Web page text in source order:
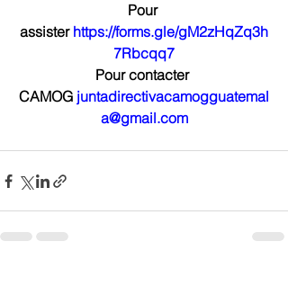
Pour
assister https://forms.gle/gM2zHqZq3h
7Rbcqq7
Pour contacter
CAMOG juntadirectivacamogguatemal
a@gmail.com